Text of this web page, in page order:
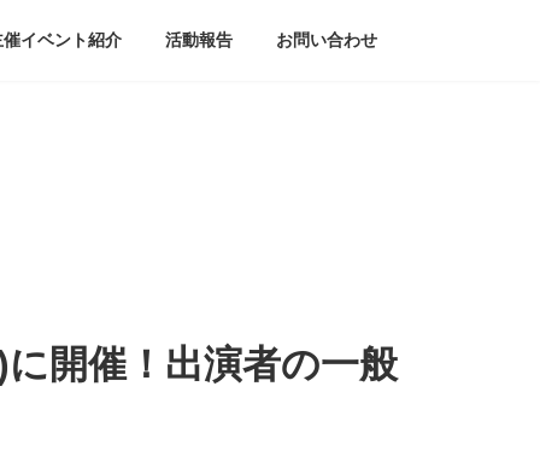
催イベント紹介 活動報告 お問い合わせ
開催！出演者の一般